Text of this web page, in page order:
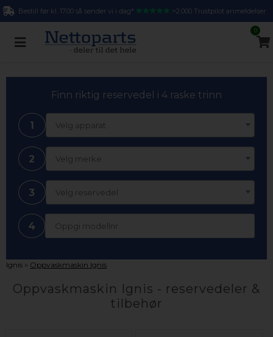
Bestill før kl. 17.00 så sender vi i dag* >2.000 Trustpilot anmeldelser
0
Finn riktig reservedel i 4 raske trinn
1 Velg apparat
2 Velg merke
3 Velg reservedel
4
Ignis » Oppvaskmaskin Ignis
Oppvaskmaskin Ignis - reservedeler &
tilbehør